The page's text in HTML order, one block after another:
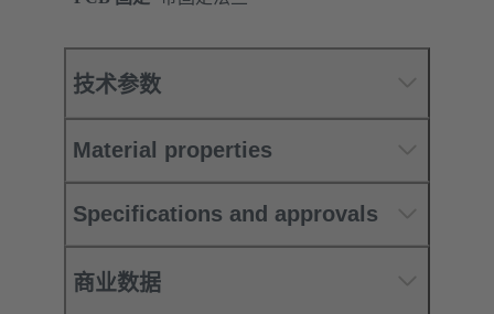
技术参数
Material properties
Specifications and approvals
商业数据